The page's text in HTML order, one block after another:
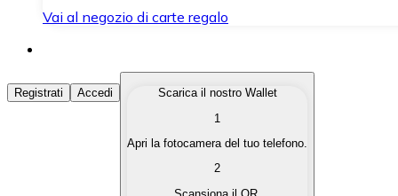
Vai al negozio di carte regalo
Acquista Criptovalute
Acquista le criptovalute che ti interessano in modo
Converti le tue criptovalute in valuta fiat quando ne hai
Registrati Accedi
Scarica il nostro Wallet
1
Apri la fotocamera del tuo telefono.
2